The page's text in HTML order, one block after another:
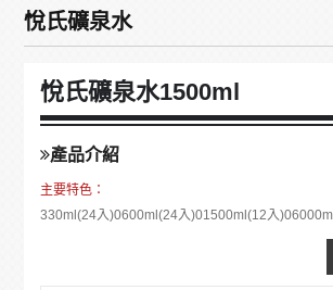
悅氏礦泉水
悅氏礦泉水1500ml
產品介紹
主要特色：
330ml(24入)0600ml(24入)01500ml(12入